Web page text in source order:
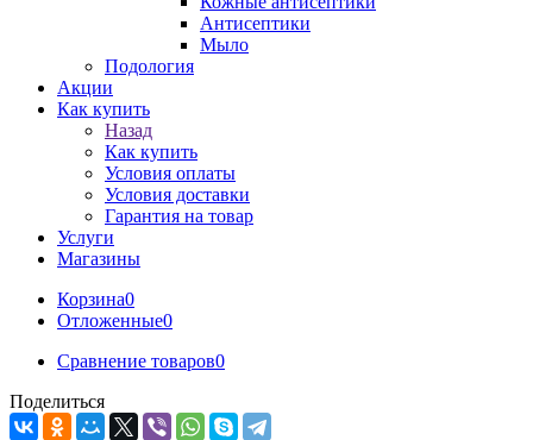
Антисептики
Мыло
Подология
Акции
Как купить
Назад
Как купить
Условия оплаты
Условия доставки
Гарантия на товар
Услуги
Магазины
Корзина0
Отложенные0
Сравнение товаров0
Поделиться